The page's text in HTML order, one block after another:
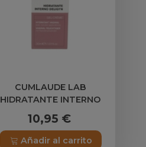
CUMLAUDE LAB
HIDRATANTE INTERNO
DELIGYN 30 ML
10,95 €
Añadir al carrito